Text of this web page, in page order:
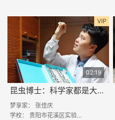
VIP
02:19
昆虫博士：科学家都是大侦探
梦享家： 张佳庆
学校： 贵阳市花溪区实验中学